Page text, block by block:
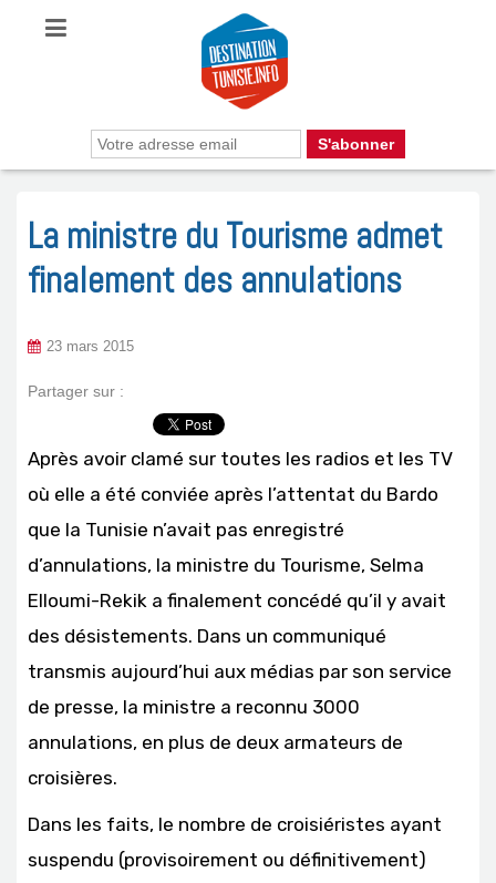
La ministre du Tourisme admet
finalement des annulations
23 mars 2015
Partager sur :
Après avoir clamé sur toutes les radios et les TV
où elle a été conviée après l’attentat du Bardo
que la Tunisie n’avait pas enregistré
d’annulations, la ministre du Tourisme, Selma
Elloumi-Rekik a finalement concédé qu’il y avait
des désistements. Dans un communiqué
transmis aujourd’hui aux médias par son service
de presse, la ministre a reconnu 3000
annulations, en plus de deux armateurs de
croisières.
Dans les faits, le nombre de croisiéristes ayant
suspendu (provisoirement ou définitivement)